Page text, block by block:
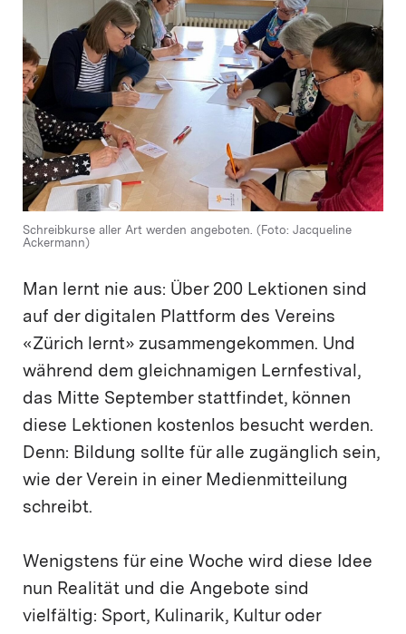
Schreibkurse aller Art werden angeboten. (Foto: Jacqueline
Ackermann)
Man lernt nie aus: Über 200 Lektionen sind
auf der digitalen Plattform des Vereins
«Zürich lernt» zusammengekommen. Und
während dem gleichnamigen Lernfestival,
das Mitte September stattfindet, können
diese Lektionen kostenlos besucht werden.
Denn: Bildung sollte für alle zugänglich sein,
wie der Verein in einer Medienmitteilung
schreibt.
Wenigstens für eine Woche wird diese Idee
nun Realität und die Angebote sind
vielfältig: Sport, Kulinarik, Kultur oder